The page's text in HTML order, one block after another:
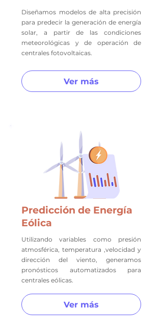
Diseñamos modelos de alta precisión
para predecir la generación de energía
solar, a partir de las condiciones
meteorológicas y de operación de
centrales fotovoltaicas.
Ver más
Predicción de Energía
Eólica
Utilizando variables como presión
atmosférica, temperatura ,velocidad y
dirección del viento, generamos
pronósticos automatizados para
centrales eólicas.
Ver más